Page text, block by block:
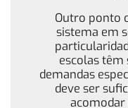
Outro ponto
sistema em
escolas
demandas
deve ser
acomodar